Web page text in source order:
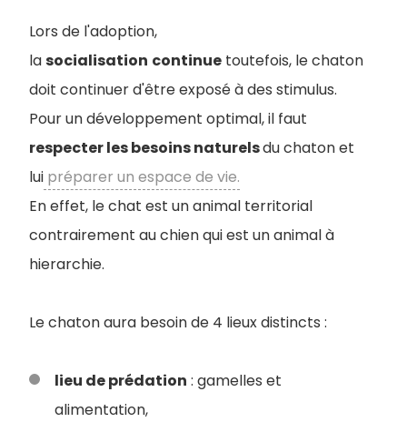
Lors de l'adoption,
lasocialisation continue toutefois, le chaton
doit continuer d'être exposé à des stimulus.
Pour un développement optimal, il faut
respecter les besoins naturelsdu chaton et
lui préparer un espace de vie.
En effet, le chat est un animal territorial
contrairement au chien qui est un animal à
hierarchie.
Le chaton aura besoin de 4 lieux distincts :
lieu de prédation : gamelles et
alimentation,